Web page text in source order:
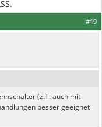
#19
(z.T. auch mit
besser geeignet